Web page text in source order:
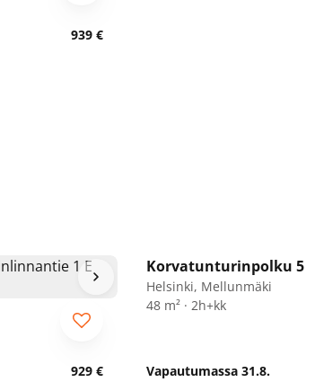
939 €
929 €
Seniorille
Korvatunturinpolku 5
Helsinki, Mellunmäki
48 m² · 2h+kk
Vapautumassa 31.8.